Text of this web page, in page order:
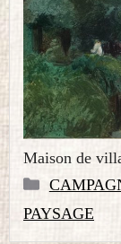
Maison de
Catégories
PAYSAGE